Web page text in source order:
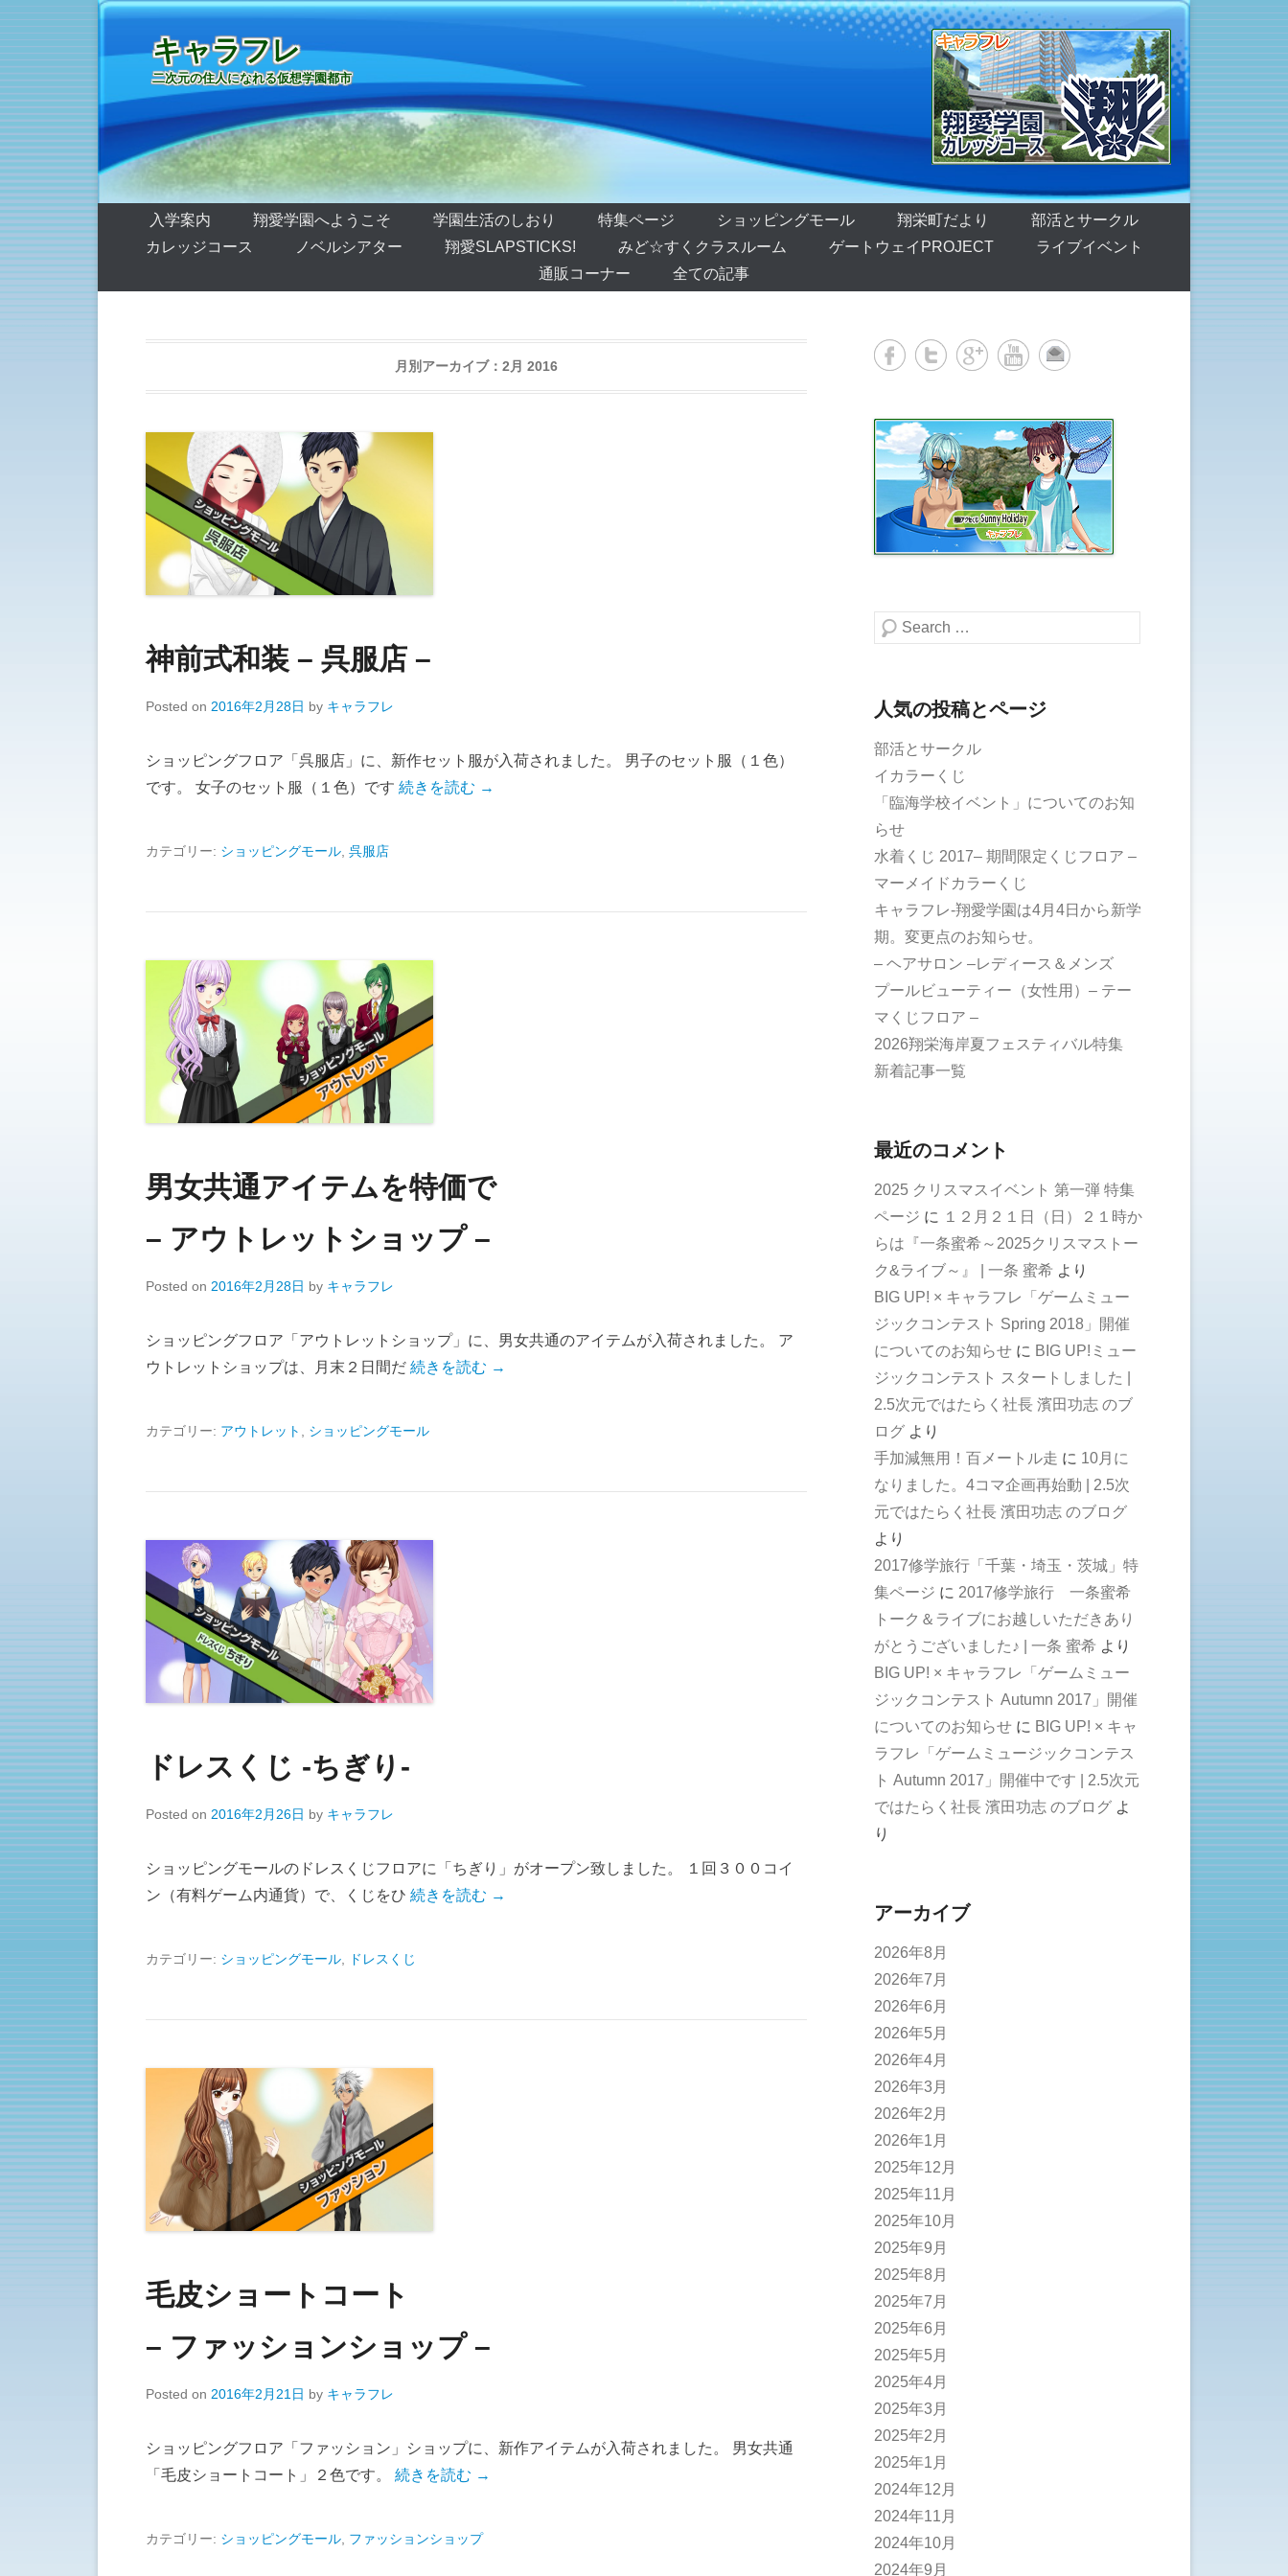
キャラフレ
二次元の住人になれる仮想学園都市
第1メニュー
コンテンツへ移動
入学案内 翔愛学園へようこそ 学園生活のしおり 特集ページ ショッピングモール 翔栄町だより
部活とサークル
カレッジコース
ノベルシアター 翔愛SLAPSTICKS! みど☆すくクラスルーム ゲートウェイPROJECT
ライブイベント
通販コーナー
全ての記事
月別アーカイブ： 2月 2016
神前式和装 – 呉服店 –
Posted on 2016年2月28日 by キャラフレ
ショッピングフロア「呉服店」に、新作セット服が入荷されました。 男子のセット服（１色）
です。 女子のセット服（１色）です 続きを読む →
カテゴリー: ショッピングモール 呉服店
男女共通アイテムを特価で
– アウトレットショップ –
Posted on 2016年2月28日 by キャラフレ
ショッピングフロア「アウトレットショップ」に、男女共通のアイテムが入荷されました。 ア
ウトレットショップは、月末２日間だ 続きを読む →
カテゴリー: アウトレット ショッピングモール
ドレスくじ -ちぎり-
Posted on 2016年2月26日 by キャラフレ
ショッピングモールのドレスくじフロアに「ちぎり」がオープン致しました。 １回３００コイ
ン（有料ゲーム内通貨）で、くじをひ 続きを読む →
カテゴリー: ショッピングモール ドレスくじ
毛皮ショートコート
– ファッションショップ –
Posted on 2016年2月21日 by キャラフレ
ショッピングフロア「ファッション」ショップに、新作アイテムが入荷されました。 男女共通
「毛皮ショートコート」２色です。 続きを読む →
カテゴリー: ショッピングモール ファッションショップ
検索する
人気の投稿とページ
部活とサークル
イカラーくじ
「臨海学校イベント」についてのお知
らせ
水着くじ 2017– 期間限定くじフロア –
マーメイドカラーくじ
キャラフレ-翔愛学園は4月4日から新学
期。変更点のお知らせ。
– ヘアサロン –レディース＆メンズ
プールビューティー（女性用）– テー
マくじフロア –
2026翔栄海岸夏フェスティバル特集
新着記事一覧
最近のコメント
2025 クリスマスイベント 第一弾 特集
ページ に １２月２１日（日）２１時か
らは『一条蜜希～2025クリスマストー
ク&ライブ～』 | 一条 蜜希 より
BIG UP! × キャラフレ「ゲームミュー
ジックコンテスト Spring 2018」開催
についてのお知らせ に BIG UP!ミュー
ジックコンテスト スタートしました |
2.5次元ではたらく社長 濱田功志 のブ
ログ より
手加減無用！百メートル走 に 10月に
なりました。4コマ企画再始動 | 2.5次
元ではたらく社長 濱田功志 のブログ
より
2017修学旅行「千葉・埼玉・茨城」特
集ページ に 2017修学旅行 一条蜜希
トーク＆ライブにお越しいただきあり
がとうございました♪ | 一条 蜜希 より
BIG UP! × キャラフレ「ゲームミュー
ジックコンテスト Autumn 2017」開催
についてのお知らせ に BIG UP! × キャ
ラフレ「ゲームミュージックコンテス
ト Autumn 2017」開催中です | 2.5次元
ではたらく社長 濱田功志 のブログ よ
り
アーカイブ
2026年8月
2026年7月
2026年6月
2026年5月
2026年4月
2026年3月
2026年2月
2026年1月
2025年12月
2025年11月
2025年10月
2025年9月
2025年8月
2025年7月
2025年6月
2025年5月
2025年4月
2025年3月
2025年2月
2025年1月
2024年12月
2024年11月
2024年10月
2024年9月